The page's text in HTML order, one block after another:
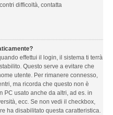
difficoltà, contatta
effettui il login, il sistema ti terrà
Questo serve a evitare che
utente. Per rimanere connesso,
ma ricorda che questo non è
PC usato anche da altri, ad es. in
ecc. Se non vedi il checkbox,
ha disabilitato questa caratteristica.